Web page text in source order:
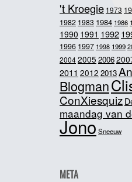
't Kroegie 1973
1982 1983 1984 1986
1990 1991 1992
1996 1997 1998 1999
20042005 2006
2011 2012 2013
Blogman
ConXiesquiz
maandag van
JonoSneeuw
META